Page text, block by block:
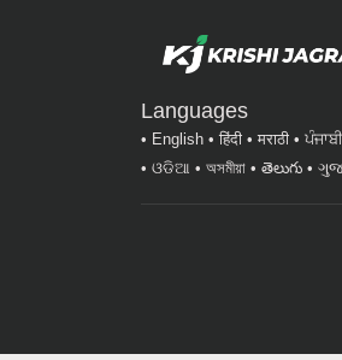
Languages
English हिंदी मराठी ਪੰਜਾਬੀ
ଓଡିଆ
অসমীয়া తెలుగు